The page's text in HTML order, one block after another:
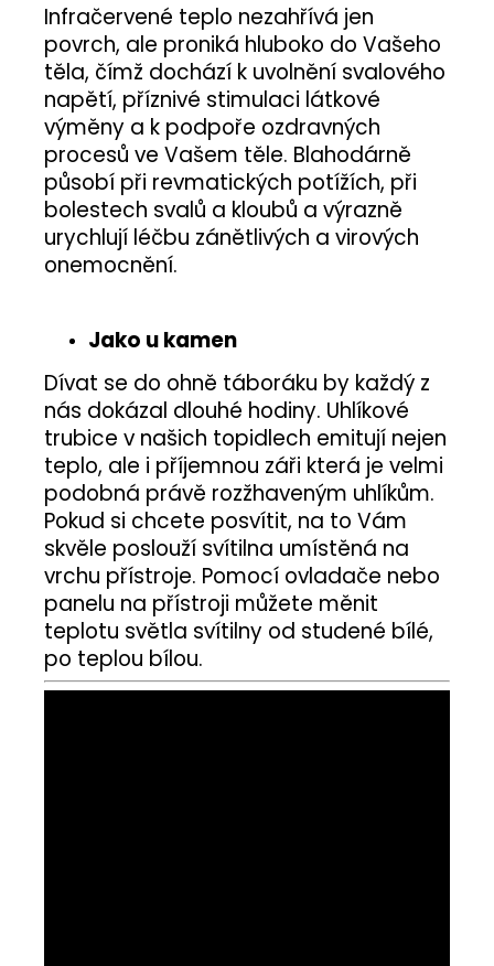
Infračervené teplo nezahřívá jen
povrch, ale proniká hluboko do Vašeho
těla, čímž dochází k uvolnění svalového
napětí, příznivé stimulaci látkové
výměny a k podpoře ozdravných
procesů ve Vašem těle. Blahodárně
působí při revmatických potížích, při
bolestech svalů a kloubů a výrazně
urychlují léčbu zánětlivých a virových
onemocnění.
Jako u kamen
Dívat se do ohně táboráku by každý z
nás dokázal dlouhé hodiny. Uhlíkové
trubice v našich topidlech emitují nejen
teplo, ale i příjemnou záři která je velmi
podobná právě rozžhaveným uhlíkům.
Pokud si chcete posvítit, na to Vám
skvěle poslouží svítilna umístěná na
vrchu přístroje. Pomocí ovladače nebo
panelu na přístroji můžete měnit
teplotu světla svítilny od studené bílé,
po teplou bílou.